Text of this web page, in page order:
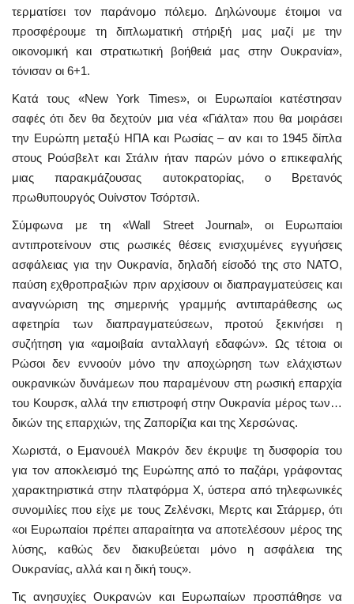
τερματίσει τον παράνομο πόλεμο. Δηλώνουμε έτοιμοι να
προσφέρουμε τη διπλωματική στήριξή μας μαζί με την
οικονομική και στρατιωτική βοήθειά μας στην Ουκρανία»,
τόνισαν οι 6+1.
Κατά τους «New York Times», οι Ευρωπαίοι κατέστησαν
σαφές ότι δεν θα δεχτούν μια νέα «Γιάλτα» που θα μοιράσει
την Ευρώπη μεταξύ ΗΠΑ και Ρωσίας – αν και το 1945 δίπλα
στους Ρούσβελτ και Στάλιν ήταν παρών μόνο ο επικεφαλής
μιας παρακμάζουσας αυτοκρατορίας, ο Βρετανός
πρωθυπουργός Ουίνστον Τσόρτσιλ.
Σύμφωνα με τη «Wall Street Journal», οι Ευρωπαίοι
αντιπροτείνουν στις ρωσικές θέσεις ενισχυμένες εγγυήσεις
ασφάλειας για την Ουκρανία, δηλαδή είσοδό της στο ΝΑΤΟ,
παύση εχθροπραξιών πριν αρχίσουν οι διαπραγματεύσεις και
αναγνώριση της σημερινής γραμμής αντιπαράθεσης ως
αφετηρία των διαπραγματεύσεων, προτού ξεκινήσει η
συζήτηση για «αμοιβαία ανταλλαγή εδαφών». Ως τέτοια οι
Ρώσοι δεν εννοούν μόνο την αποχώρηση των ελάχιστων
ουκρανικών δυνάμεων που παραμένουν στη ρωσική επαρχία
του Κουρσκ, αλλά την επιστροφή στην Ουκρανία μέρος των…
δικών της επαρχιών, της Ζαπορίζια και της Χερσώνας.
Χωριστά, ο Εμανουέλ Μακρόν δεν έκρυψε τη δυσφορία του
για τον αποκλεισμό της Ευρώπης από το παζάρι, γράφοντας
χαρακτηριστικά στην πλατφόρμα Χ, ύστερα από τηλεφωνικές
συνομιλίες που είχε με τους Ζελένσκι, Μερτς και Στάρμερ, ότι
«οι Ευρωπαίοι πρέπει απαραίτητα να αποτελέσουν μέρος της
λύσης, καθώς δεν διακυβεύεται μόνο η ασφάλεια της
Ουκρανίας, αλλά και η δική τους».
Τις ανησυχίες Ουκρανών και Ευρωπαίων προσπάθησε να